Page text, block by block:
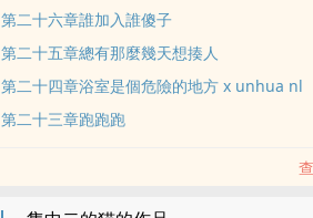
第二十六章誰加入誰傻子
第二十五章總有那麼幾天想揍人
第二十四章浴室是個危險的地方 x unhua nl
第二十三章跑跑跑